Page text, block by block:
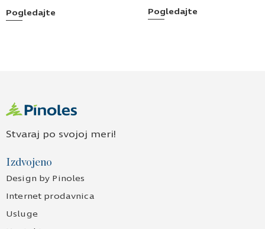
Pogledajte
Pogledajte
Stvaraj po svojoj meri!
Izdvojeno
Design by Pinoles
Internet prodavnica
Usluge